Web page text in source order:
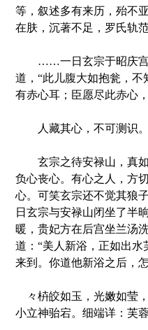
等，叙述多有来历，殆不
在肤，沉著不足，罗氏轨
……一日玄宗于昭庆宫闲
道，“此儿腹大如抱瓮，
有赤心耳；臣愿尽此赤心
人藏其心，不可测识。
玄宗之待安禄山，真如
负心丧心。有心之人，方
心。可笑玄宗还不觉其狼
日玄宗与安禄山闭坐了半
暖，贵妃方在后宫坐兰汤
道：“美人新浴，正如出
来到。你道他新浴之后，
々枿皎如玉，光嫩如莹
小立神骀宕。细端详：芙